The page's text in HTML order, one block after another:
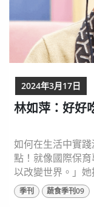
林如萍：好好
如何在生活中實
點！就像國際保
以改變世界。」
健康不好吃、永續
續飲食的刻板印
季刊 蔬食季刊09
2024年3月17日